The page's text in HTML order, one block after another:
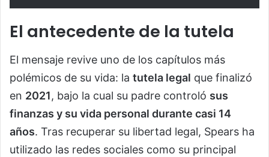
El antecedente de la tutela
El mensaje revive uno de los capítulos más
polémicos de su vida: la tutela legal que finalizó
en 2021, bajo la cual su padre controló sus
finanzas y su vida personal durante casi 14
años. Tras recuperar su libertad legal, Spears ha
utilizado las redes sociales como su principal